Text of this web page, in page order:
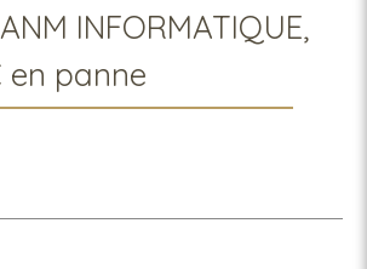
INFORMATIQUE,
en panne